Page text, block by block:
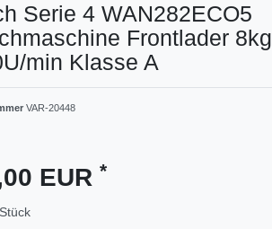
Serie 4 WAN282ECO5
Frontlader 8kg
min Klasse A
VAR-20448
EUR *
Stück